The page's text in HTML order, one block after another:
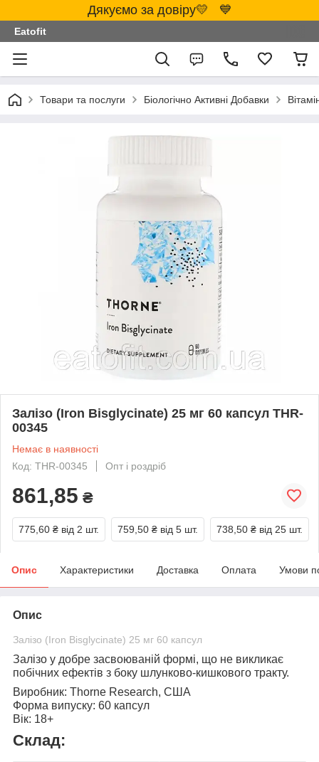
Дякуємо за довіру💛 💙
Eatofit
Товари та послуги Біологічно Активні Добавки
Залізо (Iron Bisglycinate) 25 мг 60 капсул THR-
00345
Немає в наявності
Код: THR-00345
Опт і роздріб
861,85 ₴
775,60 ₴ від 2 шт. 759,50 ₴ від 5 шт. 738,50 ₴ від 25 шт.
Опис Характеристики Доставка Оплата Умови
Опис
Залізо (Iron Bisglycinate) 25 мг 60 капсул
Залізо у добре засвоюваній формі, що не викликає
побічних ефектів з боку шлунково-кишкового тракту.
Виробник: Thorne Research, США
Форма випуску: 60 капсул
Вік: 18+
Склад: